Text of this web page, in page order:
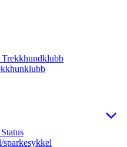
sparkesykkel